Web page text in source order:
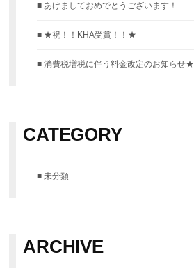
あけましておめでとうございます！
★祝！！KHA受賞！！★
消費税増税に伴う料金改定のお知らせ★
CATEGORY
未分類
ARCHIVE